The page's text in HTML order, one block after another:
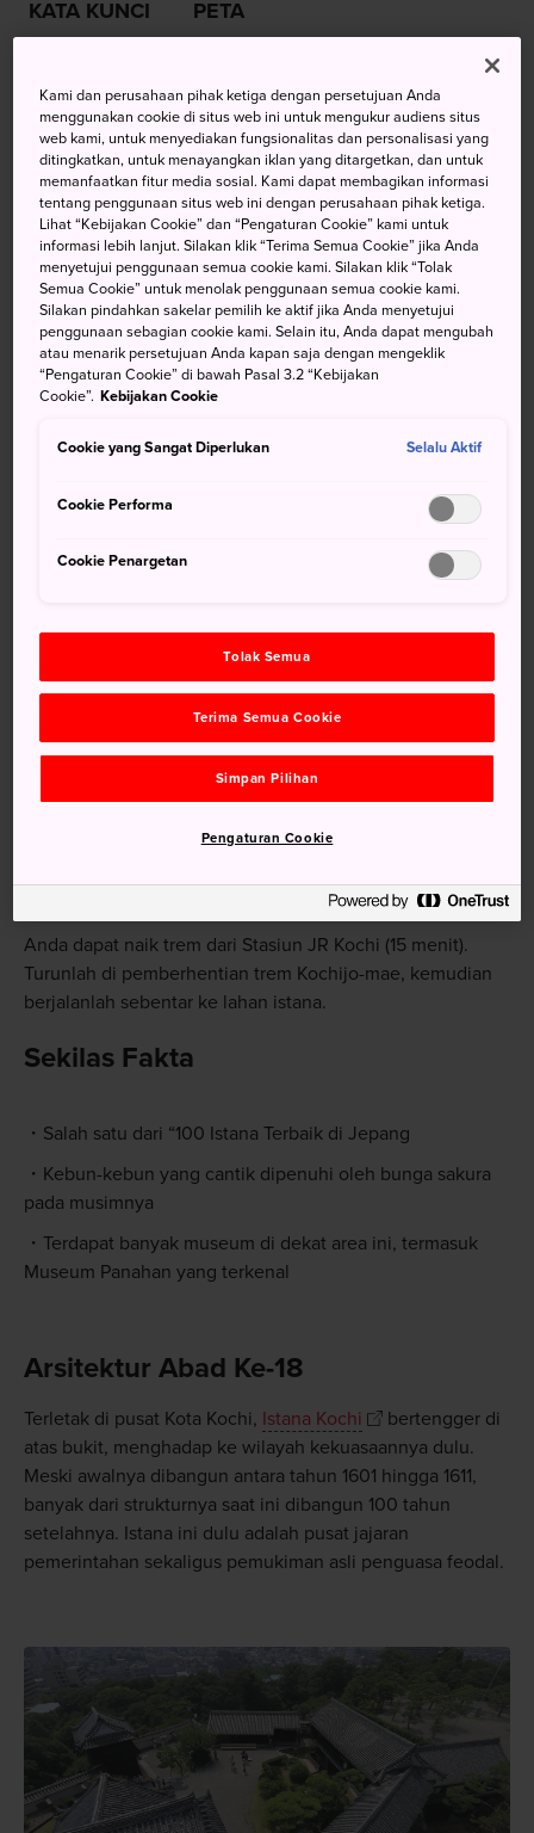
KATA KUNCI PETA
Salah Satu Istana Tertua di
Jepang, dengan Arsitektur
Langka dan Pemandangan Luar
Biasa
Berdiri dengan lima lantai, di atas bukit,Istana Kochi
memiliki pemandangan yang sangat indah. Sebagai salah
satu istana tertua di Jepang, istana ini memiliki fitur-fitur
langka dari abad ke-17 dan ke-18 saat banyak peristiwa
bersejarah menarik terjadi.
Menuju Lokasi
Anda dapat naik trem dari Stasiun JR Kochi (15 menit).
Turunlah di pemberhentian trem Kochijo-mae, kemudian
berjalanlah sebentar ke lahan istana.
Sekilas Fakta
Salah satu dari “100 Istana Terbaik di Jepang
Kebun-kebun yang cantik dipenuhi oleh bunga sakura
pada musimnya
Terdapat banyak museum di dekat area ini, termasuk
Museum Panahan yang terkenal
Arsitektur Abad Ke-18
Terletak di pusat Kota Kochi, Istana Kochi
bertengger di
atas bukit, menghadap ke wilayah kekuasaannya dulu.
Meski awalnya dibangun antara tahun 1601 hingga 1611,
banyak dari strukturnya saat ini dibangun 100 tahun
setelahnya. Istana ini dulu adalah pusat jajaran
pemerintahan sekaligus pemukiman asli penguasa feodal.
Kami dan perusahaan pihak ketiga dengan persetujuan Anda
menggunakan cookie di situs web ini untuk mengukur audiens situs
web kami, untuk menyediakan fungsionalitas dan personalisasi yang
ditingkatkan, untuk menayangkan iklan yang ditargetkan, dan untuk
memanfaatkan fitur media sosial. Kami dapat membagikan informasi
tentang penggunaan situs web ini dengan perusahaan pihak ketiga.
Lihat “Kebijakan Cookie” dan “Pengaturan Cookie” kami untuk
informasi lebih lanjut. Silakan klik “Terima Semua Cookie” jika Anda
menyetujui penggunaan semua cookie kami. Silakan klik “Tolak
Semua Cookie” untuk menolak penggunaan semua cookie kami.
Silakan pindahkan sakelar pemilih ke aktif jika Anda menyetujui
penggunaan sebagian cookie kami. Selain itu, Anda dapat mengubah
atau menarik persetujuan Anda kapan saja dengan mengeklik
“Pengaturan Cookie” di bawah Pasal 3.2 “Kebijakan
Cookie”. Kebijakan Cookie
Cookie yang Sangat Diperlukan Selalu Aktif
Cookie Performa
Cookie Penargetan
Tolak Semua
Terima Semua Cookie
Simpan Pilihan
Pengaturan Cookie